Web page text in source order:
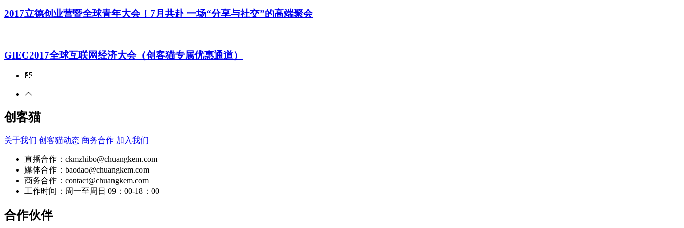
2017立德创业营暨全球青年大会！7月共赴 一场“分享与社交”的高端聚会
GIEC2017全球互联网经济大会（创客猫专属优惠通道）
创客猫
关于我们 创客猫动态 商务合作 加入我们
直播合作：ckmzhibo@chuangkem.com
媒体合作：baodao@chuangkem.com
商务合作：contact@chuangkem.com
工作时间：周一至周日 09：00-18：00
合作伙伴